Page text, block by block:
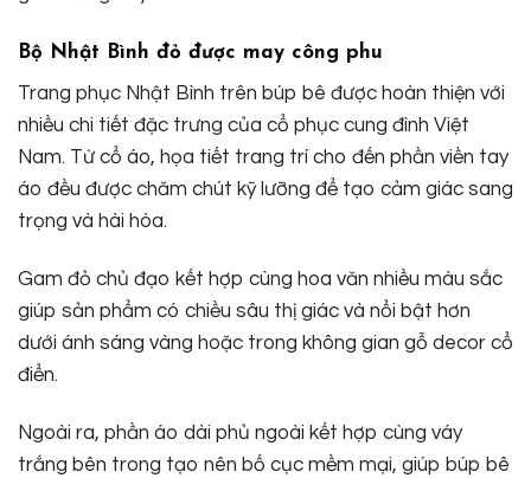
Bộ Nhật Bình đỏ được may công phu
Trang phục Nhật Bình trên búp bê được hoàn thiện với
nhiều chi tiết đặc trưng của cổ phục cung đình Việt
Nam. Từ cổ áo, họa tiết trang trí cho đến phần viền tay
áo đều được chăm chút kỹ lưỡng để tạo cảm giác sang
trọng và hài hòa.
Gam đỏ chủ đạo kết hợp cùng hoa văn nhiều màu sắc
giúp sản phẩm có chiều sâu thị giác và nổi bật hơn
dưới ánh sáng vàng hoặc trong không gian gỗ decor cổ
điển.
Ngoài ra, phần áo dài phủ ngoài kết hợp cùng váy
trắng bên trong tạo nên bố cục mềm mại, giúp búp bê